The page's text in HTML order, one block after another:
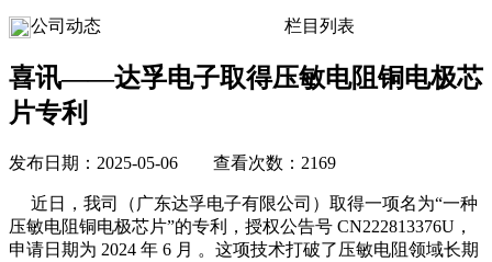
公司动态 栏目列表
喜讯——达孚电子取得压敏电阻铜电极芯
片专利
发布日期：2025-05-06 查看次数：2169
近日，我司（广东达孚电子有限公司）取得一项名为“一种
压敏电阻铜电极芯片”的专利，授权公告号 CN222813376U，
申请日期为 2024 年 6 月 。这项技术打破了压敏电阻领域长期